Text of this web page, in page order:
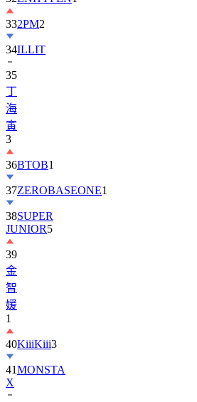
34ILLIT
35
丁
海
寅
3
36
37ZEROBASEONE
38SUPER
JUNIOR
39
金
智
媛
1
40
41MONSTA
X
42
SSERAFIM